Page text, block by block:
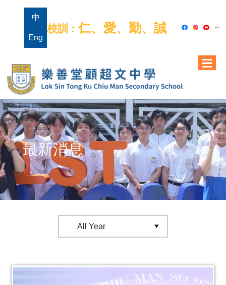
中
Eng
校訓 : 仁、愛、勤、誠
最新消息